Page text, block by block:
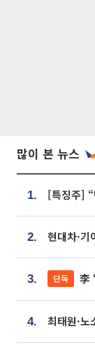
많이 본 뉴스
1.
2.
3. 단독 李 ‘
4.